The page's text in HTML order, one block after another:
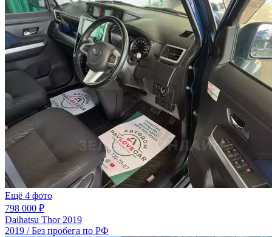
Ещё 4 фото
798 000 ₽
Daihatsu Thor 2019
2019 / Без пробега по РФ